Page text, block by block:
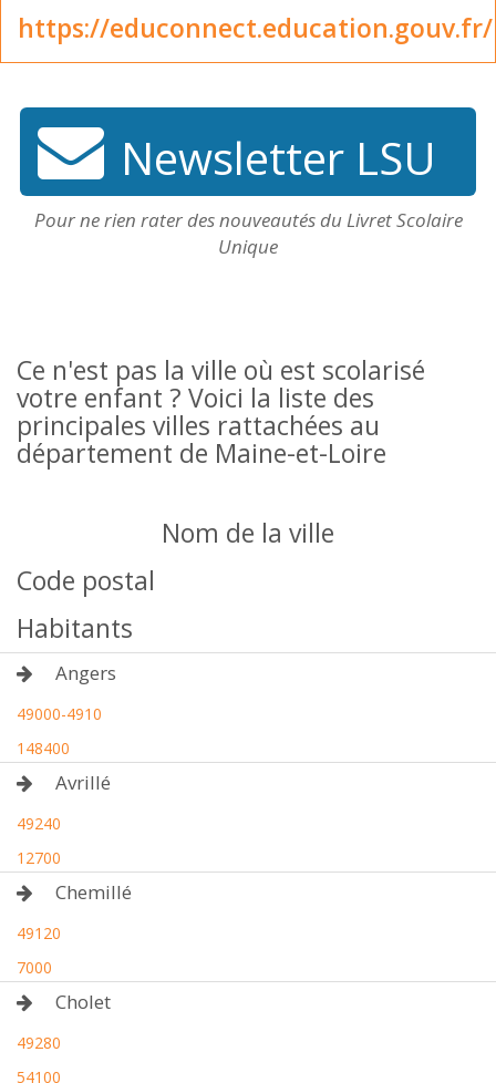
https://educonnect.education.gouv.fr/
Newsletter LSU
Pour ne rien rater des nouveautés du Livret Scolaire
Unique
Ce n'est pas la ville où est scolarisé
votre enfant ? Voici la liste des
principales villes rattachées au
département de Maine-et-Loire
Nom de la ville
Code postal
Habitants
Angers
49000-4910
148400
Avrillé
49240
12700
Chemillé
49120
7000
Cholet
49280
54100